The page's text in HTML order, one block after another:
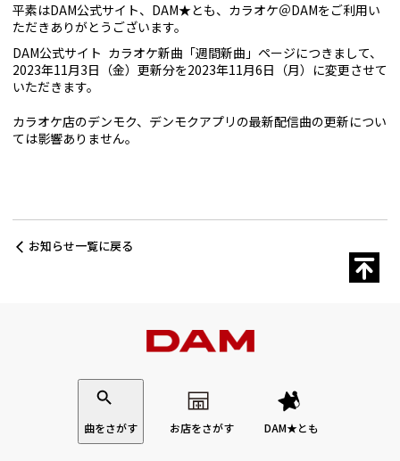
平素はDAM公式サイト、DAM★とも、カラオケ＠DAMをご利用い
ただきありがとうございます。
DAM公式サイト カラオケ新曲「週間新曲」ページにつきまして、
2023年11月3日（金）更新分を2023年11月6日（月）に変更させて
いただきます。
カラオケ店のデンモク、デンモクアプリの最新配信曲の更新につい
ては影響ありません。
お知らせ一覧に戻る
曲をさがす お店をさがす DAM★とも